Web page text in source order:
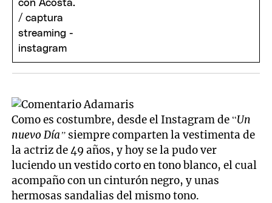
Como es costumbre, desde el Instagram de “Un
nuevo Día” siempre comparten la vestimenta de
la actriz de 49 años, y hoy se la pudo ver
luciendo un vestido corto en tono blanco, el cual
acompaño con un cinturón negro, y unas
hermosas sandalias del mismo tono.